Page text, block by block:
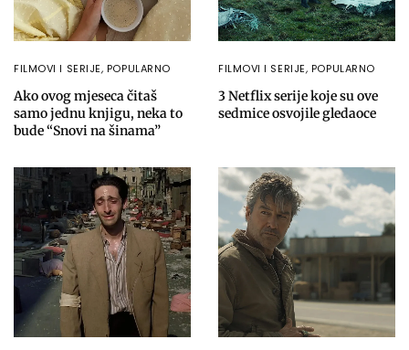
FILMOVI I SERIJE, POPULARNO
Ako ovog mjeseca čitaš
samo jednu knjigu, neka to
bude “Snovi na šinama”
FILMOVI I SERIJE, POPULARNO
3 Netflix serije koje su ove
sedmice osvojile gledaoce